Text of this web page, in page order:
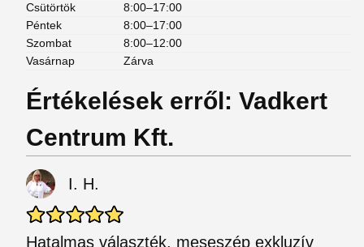
Csütörtök
8:00–17:00
Péntek
8:00–17:00
Szombat
8:00–12:00
Vasárnap
Zárva
Értékelések erről: Vadkert
Centrum Kft.
I. H.
Hatalmas választék, meseszép exkluzív